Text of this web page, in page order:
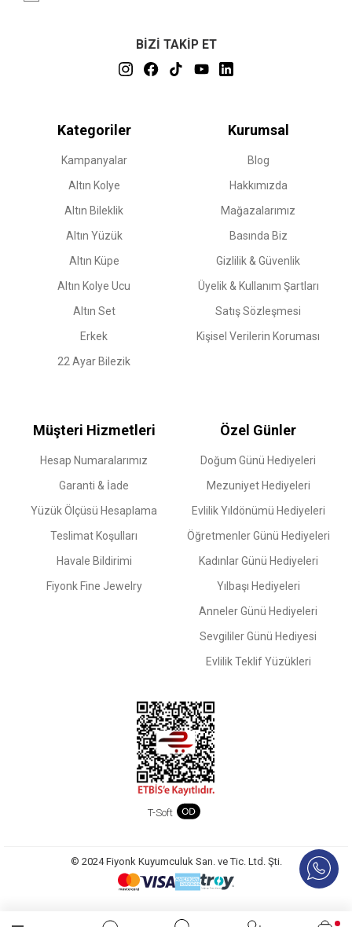
BİZİ TAKİP ET
Kategoriler
Kampanyalar
Altın Kolye
Altın Bileklik
Altın Yüzük
Altın Küpe
Altın Kolye Ucu
Altın Set
Erkek
22 Ayar Bilezik
Kurumsal
Blog
Hakkımızda
Mağazalarımız
Basında Biz
Gizlilik & Güvenlik
Üyelik & Kullanım Şartları
Satış Sözleşmesi
Kişisel Verilerin Koruması
Müşteri Hizmetleri
Hesap Numaralarımız
Garanti & İade
Yüzük Ölçüsü Hesaplama
Teslimat Koşulları
Havale Bildirimi
Fiyonk Fine Jewelry
Özel Günler
Doğum Günü Hediyeleri
Mezuniyet Hediyeleri
Evlilik Yıldönümü Hediyeleri
Öğretmenler Günü Hediyeleri
Kadınlar Günü Hediyeleri
Yılbaşı Hediyeleri
Anneler Günü Hediyeleri
Sevgililer Günü Hediyesi
Evlilik Teklif Yüzükleri
T-Soft
© 2024 Fiyonk Kuyumculuk San. ve Tic. Ltd. Şti.